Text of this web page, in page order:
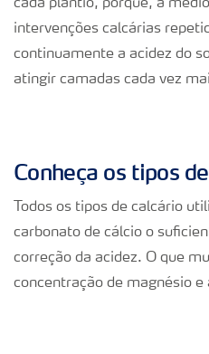
cada plantio, porque, a
intervenções calcárias
continuamente a acidez do
atingir camadas cada vez
Conheça os tipos
Todos os tipos de calcário
carbonato de cálcio o
correção da acidez. O que
concentração de magnésio